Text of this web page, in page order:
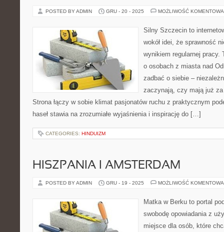
POSTED BY ADMIN GRU - 20 - 2025 MOŻLIWOŚĆ
Silny Szczecin to
wokół idei, że sprawność
wynikiem regularnej pracy.
o osobach z miasta nad
zadbać o siebie –
zaczynają, czy mają już
Strona łączy w sobie klimat pasjonatów ruchu z praktycznym
haseł stawia na zrozumiałe wyjaśnienia i inspirację do […]
CATEGORIES: HINDUIZM
HISZPANIA I AMSTERDAM
POSTED BY ADMIN GRU - 19 - 2025 MOŻLIWOŚĆ
Matka w Berku to portal
swobodę opowiadania z
miejsce dla osób, które